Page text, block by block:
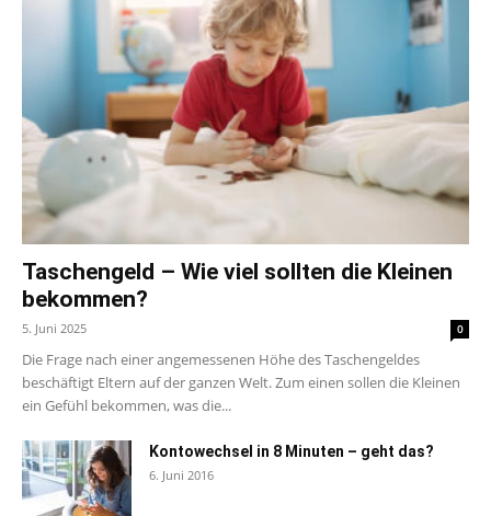
Taschengeld – Wie viel sollten die Kleinen
bekommen?
5. Juni 2025 0
Die Frage nach einer angemessenen Höhe des Taschengeldes
beschäftigt Eltern auf der ganzen Welt. Zum einen sollen die Kleinen
ein Gefühl bekommen, was die...
Kontowechsel in 8 Minuten – geht das?
6. Juni 2016